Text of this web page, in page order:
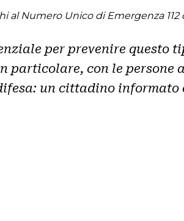
Numero Unico di Emergenza 112
per prevenire questo
con le persone
un cittadino informato